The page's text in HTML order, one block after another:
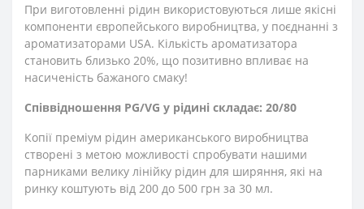
При виготовленні рідин використовуються лише якісні
компоненти європейського виробництва, у поєднанні з
ароматизаторами USA. Кількість ароматизатора
становить близько 20%, що позитивно впливає на
насиченість бажаного смаку!
Співвідношення PG/VG у рідині складає: 20/80
Копії преміум рідин американського виробництва
створені з метою можливості спробувати нашими
парниками велику лінійку рідин для ширяння, які на
ринку коштують від 200 до 500 грн за 30 мл.